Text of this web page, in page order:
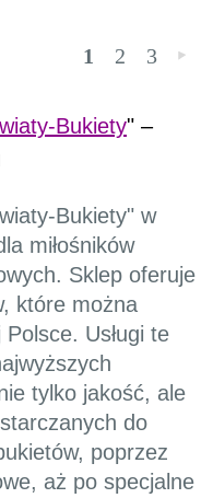
1 2 3 »
Bukiety" –
Bukiety" w
miłośników
Sklep oferuje
które można
Usługi te
tylko jakość, ale
do
poprzez
aż po specjalne